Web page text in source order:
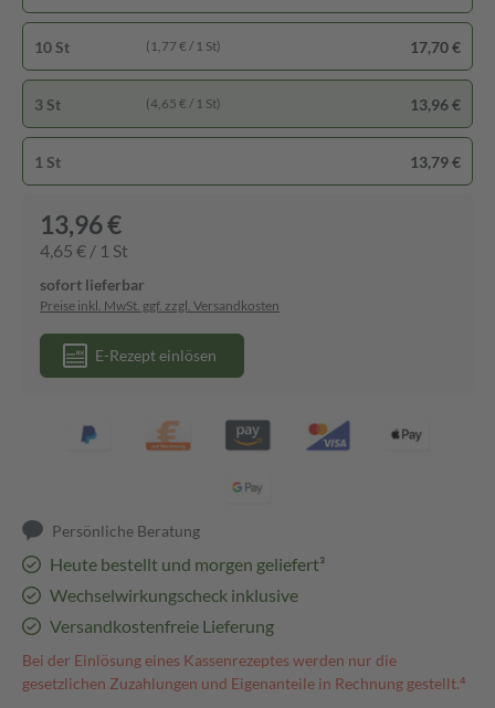
10 St (1,77 € / 1 St) 17,70 €
3 St (4,65 € / 1 St) 13,96 €
1 St 13,79 €
13,96 €
4,65 € / 1 St
sofort lieferbar
Preise inkl. MwSt. ggf. zzgl. Versandkosten
E-Rezept einlösen
Persönliche Beratung
Heute bestellt und morgen geliefert³
Wechselwirkungscheck inklusive
Versandkostenfreie Lieferung
Bei der Einlösung eines Kassenrezeptes werden nur die
gesetzlichen Zuzahlungen und Eigenanteile in Rechnung gestellt.⁴